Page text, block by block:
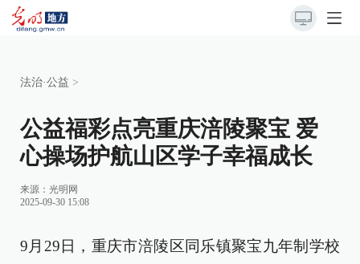
法治·公益 >
公益福彩点亮重庆涪陵聚宝 爱
心操场护航山区学子幸福成长
来源： 光明网
2025-09-30 15:08
9月29日，重庆市涪陵区同乐镇聚宝九年制学校